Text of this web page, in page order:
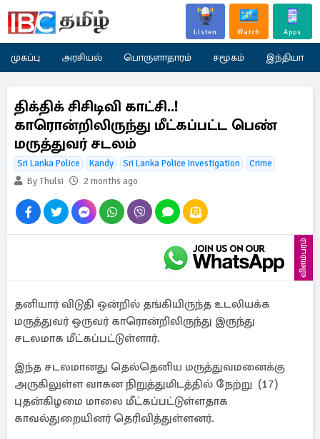
Listen Watch Apps
முகப்பு அரசியல் பொருளாதாரம் சமூகம் இந்தியா
திக்திக் சிசிடிவி காட்சி..!
காரொன்றிலிருந்து மீட்கப்பட்ட பெண்
மருத்துவர் சடலம்
Sri Lanka Police Kandy Sri Lanka Police Investigation
Crime
By Thulsi
2 months ago
விளம்பரம்
தனியார் விடுதி ஒன்றில் தங்கியிருந்த உடலியக்க
மருத்துவர் ஒருவர் காரொன்றிலிருந்து இருந்து
சடலமாக மீட்கப்பட்டுள்ளார்.
இந்த சடலமானது தெல்தெனிய மருத்துவமனைக்கு
அருகிலுள்ள வாகன நிறுத்துமிடத்தில் நேற்று (17)
புதன்கிழமை மாலை மீட்கப்பட்டுள்ளதாக
காவல்துறையினர் தெரிவித்துள்ளனர்.